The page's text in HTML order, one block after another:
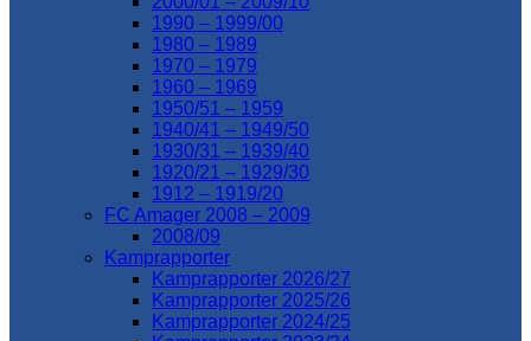
1990 – 1999/00
1980 – 1989
1970 – 1979
1960 – 1969
1950/51 – 1959
1940/41 – 1949/50
1930/31 – 1939/40
1920/21 – 1929/30
1912 – 1919/20
FC Amager 2008 – 2009
2008/09
Kamprapporter
Kamprapporter 2026/27
Kamprapporter 2025/26
Kamprapporter 2024/25